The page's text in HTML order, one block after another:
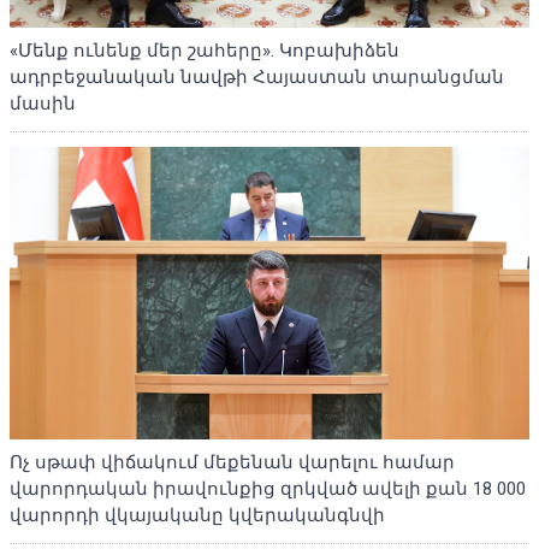
«Մենք ունենք մեր շահերը». Կոբախիձեն
ադրբեջանական նավթի Հայաստան տարանցման
մասին
Ոչ սթափ վիճակում մեքենան վարելու համար
վարորդական իրավունքից զրկված ավելի քան 18 000
վարորդի վկայականը կվերականգնվի